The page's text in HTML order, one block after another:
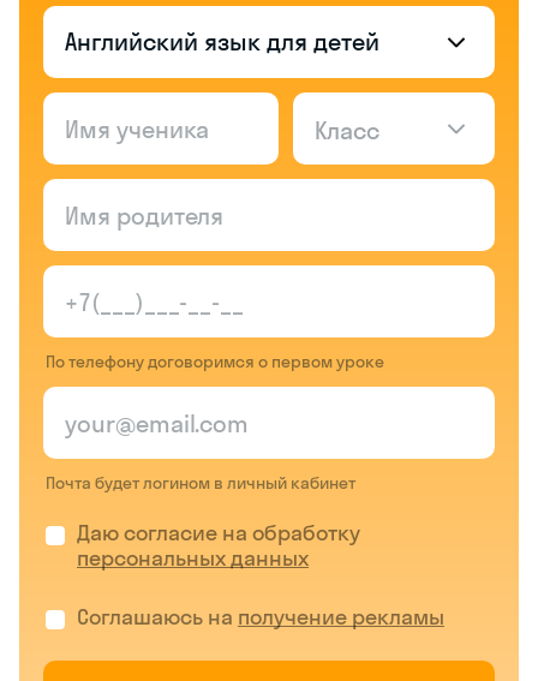
Английский язык для детей
Класс
По телефону договоримся о первом уроке
Почта будет логином в личный кабинет
Даю согласие на обработку
персональных данных
Соглашаюсь на получение рекламы